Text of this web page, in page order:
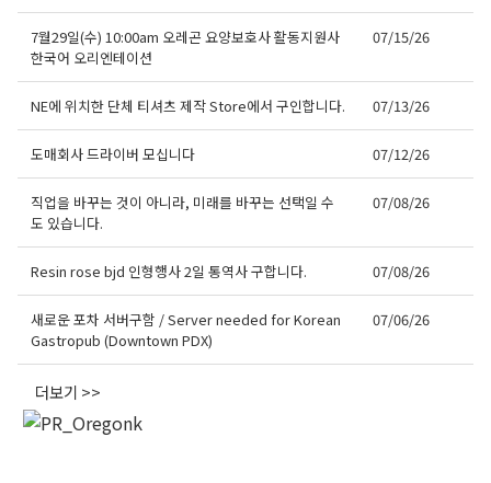
7월29일(수) 10:00am 오레곤 요양보호사 활동지원사
한국어 오리엔테이션
07/15/26
NE에 위치한 단체 티셔츠 제작 Store에서 구인합니다. 07/13/26
도매회사 드라이버 모십니다 07/12/26
직업을 바꾸는 것이 아니라, 미래를 바꾸는 선택일 수
도 있습니다.
07/08/26
Resin rose bjd 인형행사 2일 통역사 구합니다. 07/08/26
새로운 포차 서버구함 / Server needed for Korean
Gastropub (Downtown PDX)
07/06/26
더보기 >>
오레곤K 뉴스레터 구독